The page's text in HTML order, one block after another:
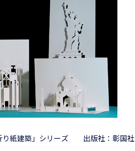
紙建築」シリーズ 出版社：彰国社